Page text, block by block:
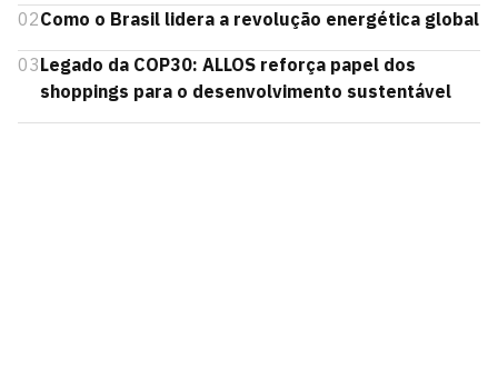
02Como o Brasil lidera a revolução energética global
03Legado da COP30: ALLOS reforça papel dos
shoppings para o desenvolvimento sustentável